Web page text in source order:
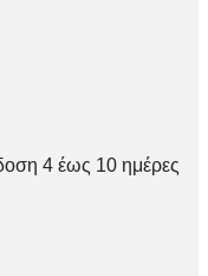
4 έως 10 ημέρες